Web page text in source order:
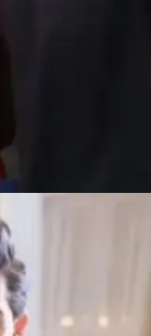
प्रियंका अधवानी